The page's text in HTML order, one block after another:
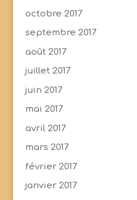
octobre 2017
septembre 2017
août 2017
juillet 2017
juin 2017
mai 2017
avril 2017
mars 2017
février 2017
janvier 2017